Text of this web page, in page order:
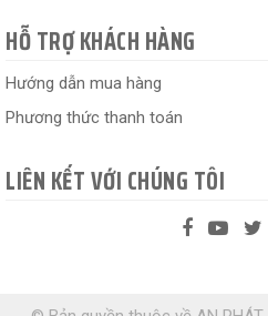
HỖ TRỢ KHÁCH HÀNG
Hướng dẫn mua hàng
Phương thức thanh toán
LIÊN KẾT VỚI CHÚNG TÔI